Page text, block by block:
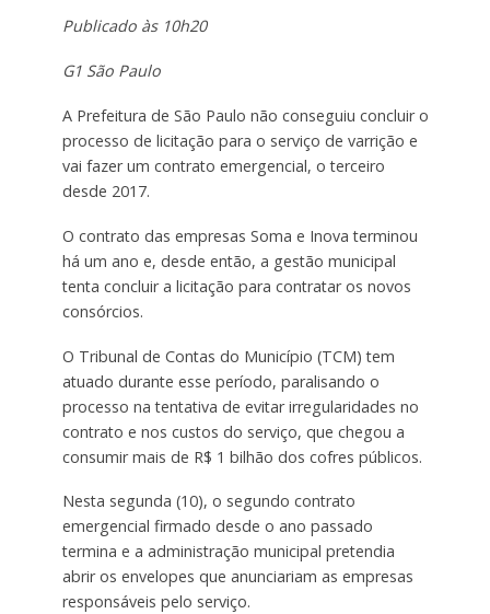
Publicado às 10h20
G1 São Paulo
A Prefeitura de São Paulo não conseguiu concluir o
processo de licitação para o serviço de varrição e
vai fazer um contrato emergencial, o terceiro
desde 2017.
O contrato das empresas Soma e Inova terminou
há um ano e, desde então, a gestão municipal
tenta concluir a licitação para contratar os novos
consórcios.
O Tribunal de Contas do Município (TCM) tem
atuado durante esse período, paralisando o
processo na tentativa de evitar irregularidades no
contrato e nos custos do serviço, que chegou a
consumir mais de R$ 1 bilhão dos cofres públicos.
Nesta segunda (10), o segundo contrato
emergencial firmado desde o ano passado
termina e a administração municipal pretendia
abrir os envelopes que anunciariam as empresas
responsáveis pelo serviço.